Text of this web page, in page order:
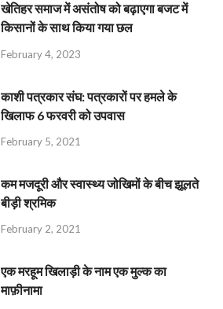
खेतिहर समाज में असंतोष को बढ़ाएगा बजट में
किसानों के साथ किया गया छल
February 4, 2023
काशी पत्रकार संघ: पत्रकारों पर हमले के
खिलाफ 6 फरवरी को उपवास
February 5, 2021
कम मजदूरी और स्वास्थ्य जोखिमों के बीच झूलते
बीड़ी श्रमिक
February 2, 2021
एक मरहूम खिलाड़ी के नाम एक मुल्क का
माफ़ीनामा